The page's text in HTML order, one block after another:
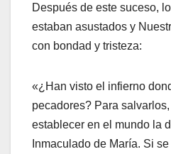
Después de este suceso,
estaban asustados y
con bondad y tristeza:
«¿Han visto el infierno
pecadores? Para
establecer en el mundo la
Inmaculado de María. Si